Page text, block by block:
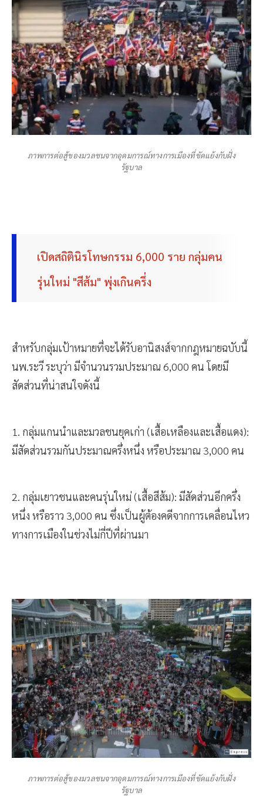
ภาพการต่อสู้ของมวลชนจากอุดมการณ์ทางการเมืองที่ขัดแย้งกับฝั่ง
รัฐบาล
เปิดสถิตินิรโทษกรรม 6,000 ราย กลุ่มคน
รุ่นใหม่ "สีส้ม" พุ่งเกินครึ่ง
สำหรับกลุ่มเป้าหมายที่จะได้รับอานิสงส์จากกฎหมายฉบับนี้
นพ.ระวี ระบุว่า มีจำนวนรวมประมาณ 6,000 คน โดยมี
สัดส่วนที่น่าสนใจดังนี้
1. กลุ่มแกนนำและมวลชนยุคเก่า (เสื้อเหลืองและเสื้อแดง):
มีสัดส่วนรวมกันประมาณครึ่งหนึ่ง หรือประมาณ 3,000 คน
2. กลุ่มเยาวชนและคนรุ่นใหม่ (เสื้อสีส้ม): มีสัดส่วนอีกครึ่ง
หนึ่ง หรือราว 3,000 คน ซึ่งเป็นผู้ต้องคดีจากการเคลื่อนไหว
ทางการเมืองในช่วงไม่กี่ปีที่ผ่านมา
ภาพการต่อสู้ของมวลชนจากอุดมการณ์ทางการเมืองที่ขัดแย้งกับฝั่ง
รัฐบาล